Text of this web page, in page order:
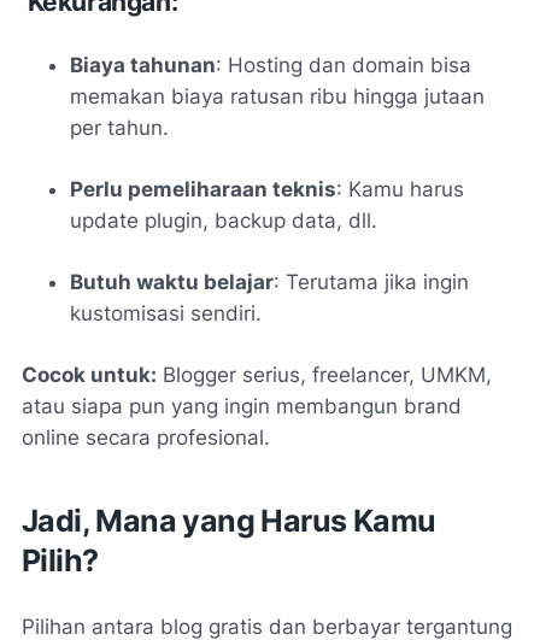
Biaya tahunan: Hosting dan domain bisa
memakan biaya ratusan ribu hingga jutaan
per tahun.
Perlu pemeliharaan teknis: Kamu harus
update plugin, backup data, dll.
Butuh waktu belajar: Terutama jika ingin
kustomisasi sendiri.
Cocok untuk: Blogger serius, freelancer, UMKM,
atau siapa pun yang ingin membangun brand
online secara profesional.
Jadi, Mana yang Harus Kamu
Pilih?
Pilihan antara blog gratis dan berbayar tergantung